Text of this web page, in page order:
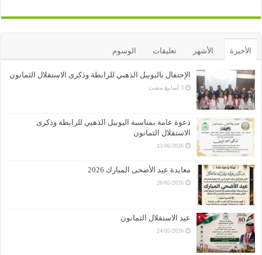
الأخيرة الأشهر تعليقات الوسوم
الإحتفال باليوبيل الذهبي للرابطة وذكرى الاستقلال الثمانون
‏3 أسابيع مضت
دعوة عامة بمناسبة اليوبيل الذهبي للرابطة وذكرى
الاستقلال الثمانون
13/06/2026
معايدة عيد الأضحى المبارك 2026
26/05/2026
عيد الاستقلال الثمانون
24/05/2026